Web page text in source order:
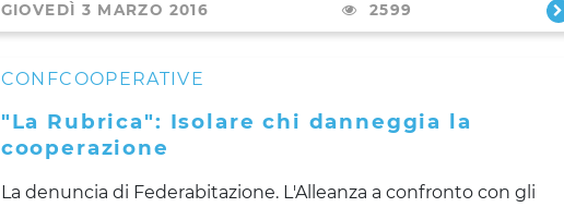
GIOVEDÌ 3 MARZO 2016 2599
CONFCOOPERATIVE
"La Rubrica": Isolare chi danneggia la
cooperazione
La denuncia di Federabitazione. L'Alleanza a confronto con gli